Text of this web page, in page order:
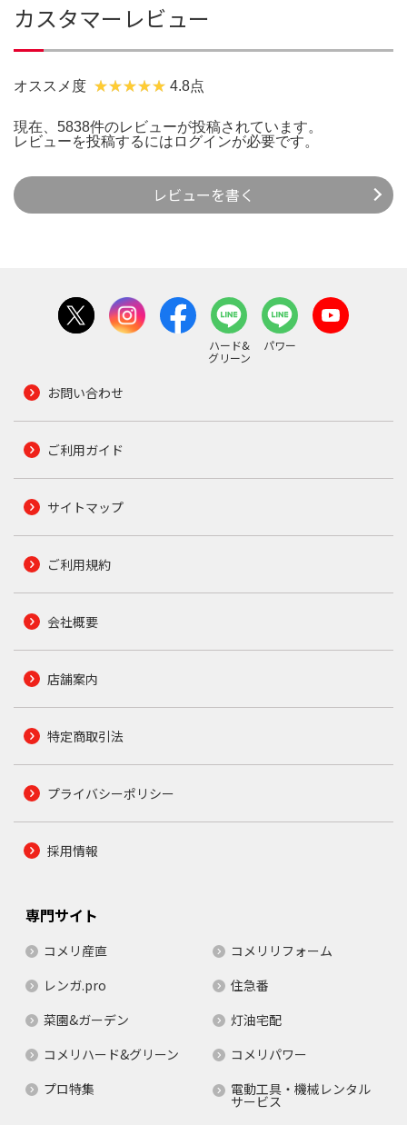
カスタマーレビュー
オススメ度 4.8点
現在、5838件のレビューが投稿されています。
レビューを投稿するには ログインが必要です。
レビューを書く
ハード&
グリーン
パワー
お問い合わせ
ご利用ガイド
サイトマップ
ご利用規約
会社概要
店舗案内
特定商取引法
プライバシーポリシー
採用情報
専門サイト
コメリ産直
コメリリフォーム
レンガ.pro
住急番
菜園&ガーデン
灯油宅配
コメリハード&グリーン
コメリパワー
プロ特集
電動工具・機械レンタル
サービス